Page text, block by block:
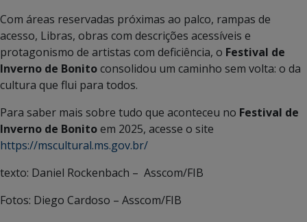
Com áreas reservadas próximas ao palco, rampas de
acesso, Libras, obras com descrições acessíveis e
protagonismo de artistas com deficiência, o Festival de
Inverno de Bonitoconsolidou um caminho sem volta: o da
cultura que flui para todos.
Para saber mais sobre tudo que aconteceu no Festival de
Inverno de Bonitoem 2025, acesse o site
https://mscultural.ms.gov.br/
texto: Daniel Rockenbach – Asscom/FIB
Fotos: Diego Cardoso – Asscom/FIB